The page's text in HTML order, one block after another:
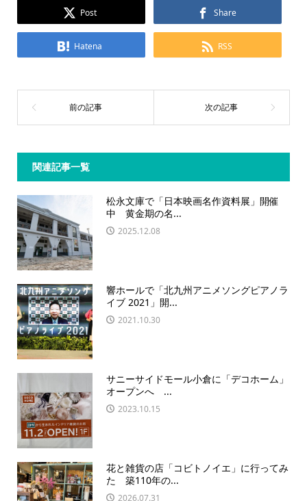
Post Share
Hatena RSS
関連記事一覧
松永文庫で「日本映画名作資料展」開催
中 黄金期の名...
2025.12.08
響ホールで「北九州アニメソングピアノラ
イブ 2021」開...
2021.10.30
サニーサイドモール小倉に「デコホーム」
オープンへ ...
2023.10.15
花と雑貨の店「コビトノイエ」に行ってみ
た 築110年の...
2026.07.31